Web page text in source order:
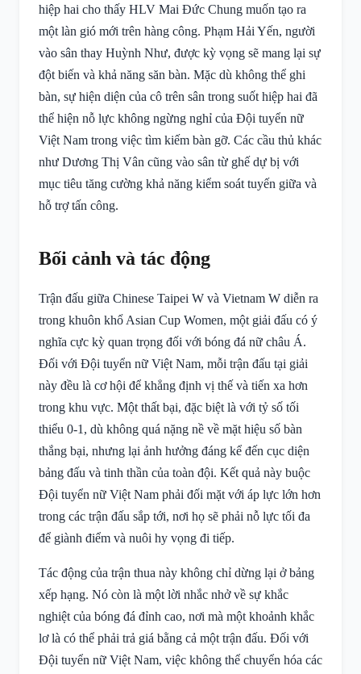
hiệp hai cho thấy HLV Mai Đức Chung muốn tạo ra
một làn gió mới trên hàng công. Phạm Hải Yến, người
vào sân thay Huỳnh Như, được kỳ vọng sẽ mang lại sự
đột biến và khả năng săn bàn. Mặc dù không thể ghi
bàn, sự hiện diện của cô trên sân trong suốt hiệp hai đã
thể hiện nỗ lực không ngừng nghỉ của Đội tuyển nữ
Việt Nam trong việc tìm kiếm bàn gỡ. Các cầu thủ khác
như Dương Thị Vân cũng vào sân từ ghế dự bị với
mục tiêu tăng cường khả năng kiểm soát tuyến giữa và
hỗ trợ tấn công.
Bối cảnh và tác động
Trận đấu giữa Chinese Taipei W và Vietnam W diễn ra
trong khuôn khổ Asian Cup Women, một giải đấu có ý
nghĩa cực kỳ quan trọng đối với bóng đá nữ châu Á.
Đối với Đội tuyển nữ Việt Nam, mỗi trận đấu tại giải
này đều là cơ hội để khẳng định vị thế và tiến xa hơn
trong khu vực. Một thất bại, đặc biệt là với tỷ số tối
thiểu 0-1, dù không quá nặng nề về mặt hiệu số bàn
thắng bại, nhưng lại ảnh hưởng đáng kể đến cục diện
bảng đấu và tinh thần của toàn đội. Kết quả này buộc
Đội tuyển nữ Việt Nam phải đối mặt với áp lực lớn hơn
trong các trận đấu sắp tới, nơi họ sẽ phải nỗ lực tối đa
để giành điểm và nuôi hy vọng đi tiếp.
Tác động của trận thua này không chỉ dừng lại ở bảng
xếp hạng. Nó còn là một lời nhắc nhở về sự khắc
nghiệt của bóng đá đỉnh cao, nơi mà một khoảnh khắc
lơ là có thể phải trả giá bằng cả một trận đấu. Đối với
Đội tuyển nữ Việt Nam, việc không thể chuyển hóa các